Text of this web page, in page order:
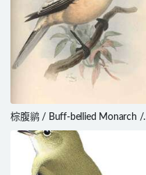
棕腹鹟 / Buff-bellied Monarch /
Neolalage banksiana